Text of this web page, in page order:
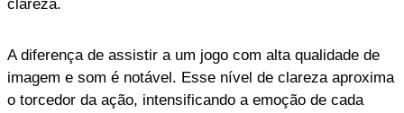
clareza.
A diferença de assistir a um jogo com alta qualidade de
imagem e som é notável. Esse nível de clareza aproxima
o torcedor da ação, intensificando a emoção de cada